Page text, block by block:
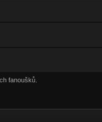
fanoušků.